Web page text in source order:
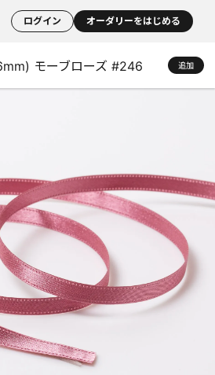
ログイン オーダリーをはじめる
モーブローズ #246 追加